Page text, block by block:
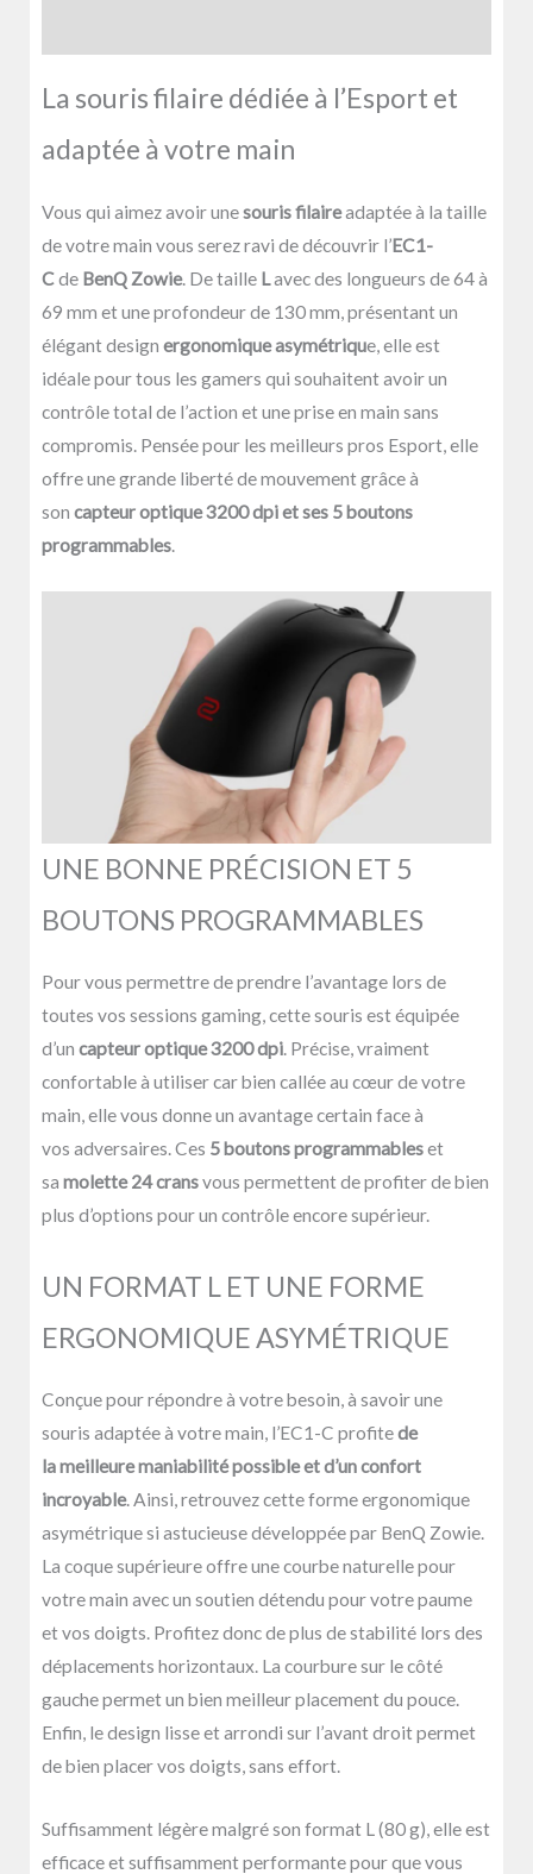
ERGO
-La souris filaire dédiée à l’Esport et
adaptée à votre main
Vous qui aimez avoir unesouris filaireadaptée à la taille
de votre main vous serez ravi de découvrir l’EC1-
Cde BenQ Zowie. De taille Lavec des longueurs de 64 à
69 mm et une profondeur de 130 mm, présentant un
élégant design ergonomique asymétrique, elle est
idéale pour tous les gamers qui souhaitent avoir un
contrôle total de l’action et une prise en main sans
compromis. Pensée pour les meilleurs pros Esport, elle
offre une grande liberté de mouvement grâce à
son capteur optique 3200 dpi et ses 5 boutons
programmables.
UNE BONNE PRÉCISION ET 5
BOUTONS PROGRAMMABLES
Pour vous permettre de prendre l’avantage lors de
toutes vos sessions gaming, cette souris est équipée
d’un capteur optique 3200 dpi. Précise, vraiment
confortable à utiliser car bien callée au cœur de votre
main, elle vous donne un avantage certain face à
vos adversaires. Ces 5 boutons programmableset
sa molette 24 cransvous permettent de profiter de bien
plus d’options pour un contrôle encore supérieur.
UN FORMAT L ET UNE FORME
ERGONOMIQUE ASYMÉTRIQUE
Conçue pour répondre à votre besoin, à savoir une
souris adaptée à votre main, l’EC1-C profitede
la meilleure maniabilité possible et d’un confort
incroyable. Ainsi, retrouvez cette forme ergonomique
asymétrique si astucieuse développée par BenQ Zowie.
La coque supérieure offre une courbe naturelle pour
votre main avec un soutien détendu pour votre paume
et vos doigts. Profitez donc de plus de stabilité lors des
déplacements horizontaux. La courbure sur le côté
gauche permet un bien meilleur placement du pouce.
Enfin, le design lisse et arrondi sur l’avant droit permet
de bien placer vos doigts, sans effort.
Suffisamment légère malgré son format L (80 g), elle est
efficace et suffisamment performante pour que vous